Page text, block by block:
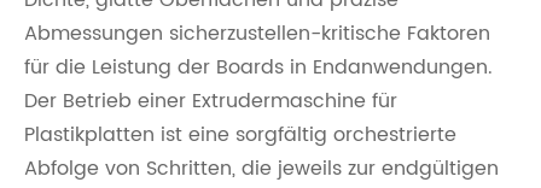
Abmessungen sicherzustellen-kritische Faktoren
für die Leistung der Boards in Endanwendungen.
Der Betrieb einer Extrudermaschine für
Plastikplatten ist eine sorgfältig orchestrierte
Abfolge von Schritten, die jeweils zur endgültigen